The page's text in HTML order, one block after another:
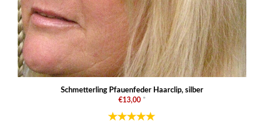
Schmetterling Pfauenfeder Haarclip, silber
€13,00 *